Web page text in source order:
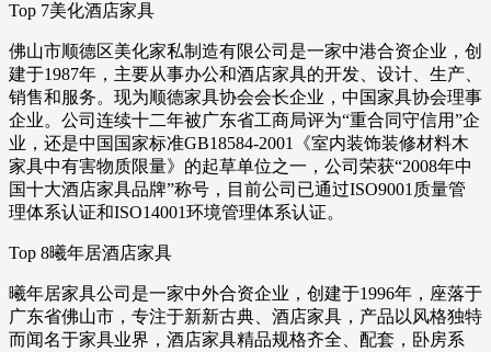
Top 7美化酒店家具
佛山市顺德区美化家私制造有限公司是一家中港合资企业，创
建于1987年，主要从事办公和酒店家具的开发、设计、生产、
销售和服务。现为顺德家具协会会长企业，中国家具协会理事
企业。公司连续十二年被广东省工商局评为“重合同守信用”企
业，还是中国国家标准GB18584-2001《室内装饰装修材料木
家具中有害物质限量》的起草单位之一，公司荣获“2008年中
国十大酒店家具品牌”称号，目前公司已通过ISO9001质量管
理体系认证和ISO14001环境管理体系认证。
Top 8曦年居酒店家具
曦年居家具公司是一家中外合资企业，创建于1996年，座落于
广东省佛山市，专注于新新古典、酒店家具，产品以风格独特
而闻名于家具业界，酒店家具精品规格齐全、配套，卧房系